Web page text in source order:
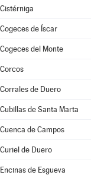
Cistérniga
Cogeces de Íscar
Cogeces del Monte
Corcos
Corrales de Duero
Cubillas de Santa Marta
Cuenca de Campos
Curiel de Duero
Encinas de Esgueva